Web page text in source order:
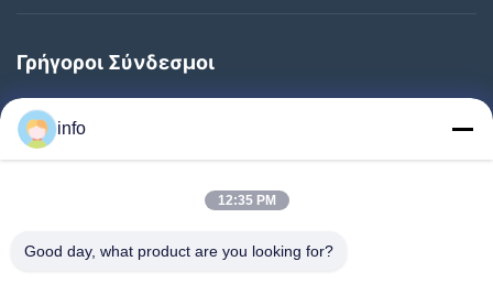
Γρήγοροι Σύνδεσμοι
Αρχική
Προϊόντα
Ξενάγηση Στο Εργοστάσιο
info
12:35 PM
Good day, what product are you looking for?